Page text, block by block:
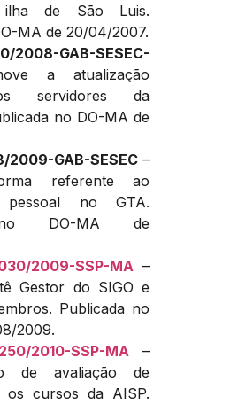
de São Luis.
MA de 20/04/2007.
2008-GAB-SESEC-
a atualização
servidores da
no DO-MA de
2009-GAB-SESEC–
referente ao
no GTA.
no DO-MA de
2009-SSP-MA –
Gestor do SIGO e
Publicada no
2009.
2010-SSP-MA
–
de avaliação de
os cursos da AISP.